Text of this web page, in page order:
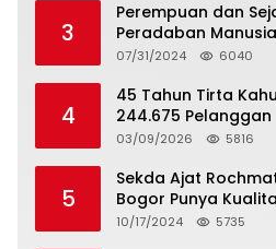
3
Perempuan dan
Peradaban Manusia
07/31/2024 6040
4
45 Tahun Tirta
244.675 Pelanggan
03/09/2026 5816
5
Sekda Ajat
Bogor Punya
10/17/2024 5735